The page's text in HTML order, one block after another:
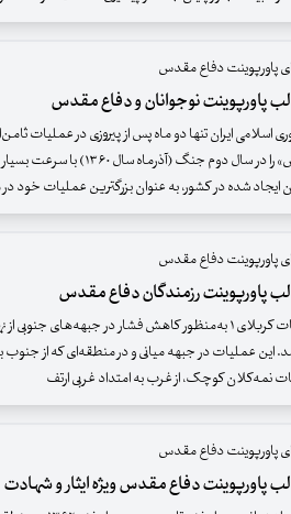
پاورپوینت دفاع مقدس
پاورپوینت نوجوانان و دفاع مقدس
اسلامی ایران تنها دو ماه پس از پیروزی در عملیات
القدس» را در سال دوم جنگ
ایجاد شده در کشور، به عنوان بزرگترین عملیات خود در
پاورپوینت دفاع مقدس
پاورپوینت رزمندگان دفاع مقدس
این عملیات در جبهه میانی و در منطقه‌ای که از جنوب به
نمه‌کلان کوچک، از غرب به امتداد غربی ارتف
پاورپوینت دفاع مقدس
پاورپوینت دفاع مقدس ویژه ایثار و شهادت